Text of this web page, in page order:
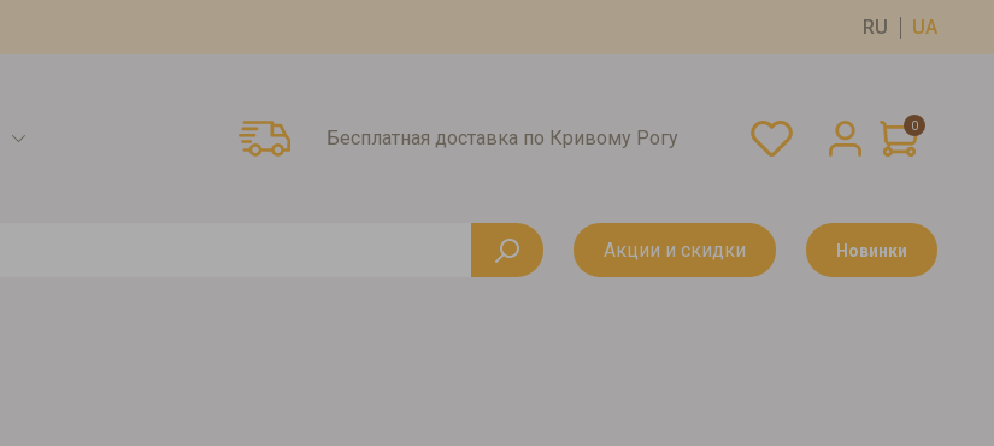
RU UA
Бесплатная доставка по Кривому Рогу
0
Акции и скидки Новинки